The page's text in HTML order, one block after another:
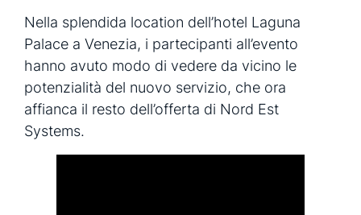
Nella splendida location dell’hotel Laguna
Palace a Venezia, i partecipanti all’evento
hanno avuto modo di vedere da vicino le
potenzialità del nuovo servizio, che ora
affianca il resto dell’offerta di Nord Est
Systems.